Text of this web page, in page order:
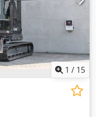
rodas com correntes -
2000 mm para
3D TOPCON
1 / 15